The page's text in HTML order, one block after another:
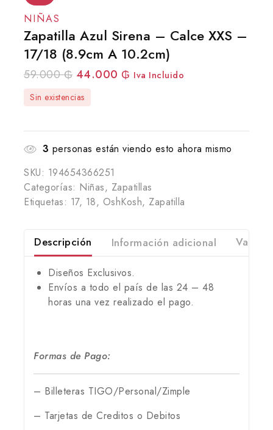
NIÑAS
Zapatilla Azul Sirena – Calce XXS –
17/18 (8.9cm A 10.2cm)
59.000₲ 44.000 ₲ Iva Incluido
Sin existencias
3 personas están viendo esto ahora mismo
SKU: 194654366251
Categorías: Niñas, Zapatillas
Etiquetas: 17, 18, OshKosh, Zapatilla
Descripción Información adicional
Diseños Exclusivos.
Envíos a todo el país de las 24 – 48
horas una vez realizado el pago.
Formas de Pago:
– Billeteras TIGO/Personal/Zimple
– Tarjetas de Creditos o Debitos